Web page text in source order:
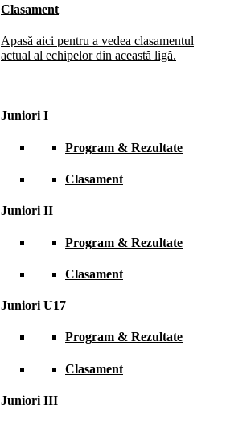
Clasament
Apasă aici pentru a vedea clasamentul
actual al echipelor din această ligă.
Juniori I
Program & Rezultate
Clasament
Juniori II
Program & Rezultate
Clasament
Juniori U17
Program & Rezultate
Clasament
Juniori III